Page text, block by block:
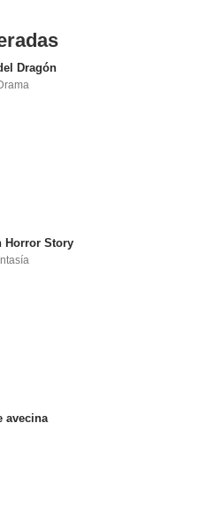
Dragón
Horror Story
avecina